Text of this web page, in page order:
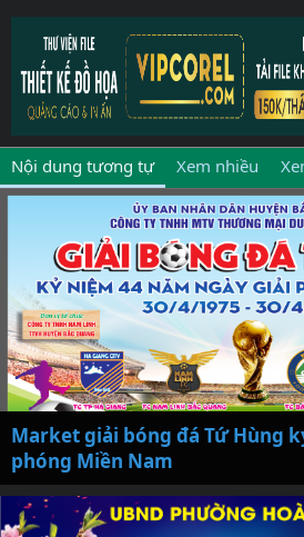
Nội dung tương tự Xem nhiều
Market giải bóng đá Tứ Hùng
phóng Miền Nam